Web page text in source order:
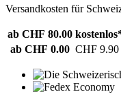
Versandkosten für
ab CHF 80.00
ab CHF 0.00 CHF 9.90